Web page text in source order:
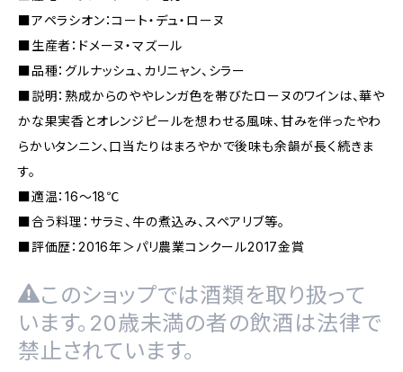
■アペラシオン：コート・デュ・ローヌ
■生産者：ドメーヌ・マズール
■品種：グルナッシュ、カリニャン、シラー
■説明：熟成からのややレンガ色を帯びたローヌのワインは、華や
かな果実香とオレンジピールを想わせる風味、甘みを伴ったやわ
らかいタンニン、口当たりはまろやかで後味も余韻が長く続きま
す。
■適温：16～18℃
■合う料理：サラミ、牛の煮込み、スペアリブ等。
■評価歴：2016年＞パリ農業コンクール2017金賞
このショップでは酒類を取り扱って
います。20歳未満の者の飲酒は法律で
禁止されています。